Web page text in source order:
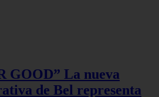
GOOD” La nueva
de Bel representa